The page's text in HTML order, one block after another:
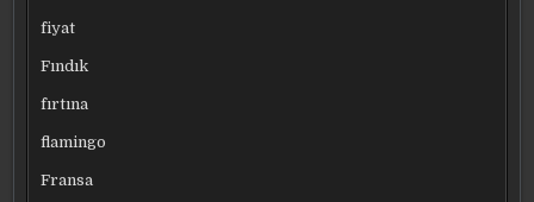
fiyat
Fındık
fırtına
flamingo
Fransa